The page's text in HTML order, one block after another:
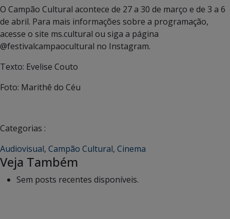
O Campão Cultural acontece de 27 a 30 de março e de 3 a 6
de abril. Para mais informações sobre a programação,
acesse o site ms.cultural ou siga a página
@festivalcampaocultural no Instagram.
Texto: Evelise Couto
Foto: Marithê do Céu
Categorias :
Audiovisual, Campão Cultural, Cinema
Veja Também
Sem posts recentes disponíveis.